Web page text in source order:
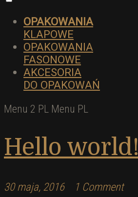
OPAKOWANIA
KLAPOWE
OPAKOWANIA
FASONOWE
AKCESORIA
DO OPAKOWAŃ
Menu 2 PL Menu PL
Hello world!
30 maja, 2016
1 Comment